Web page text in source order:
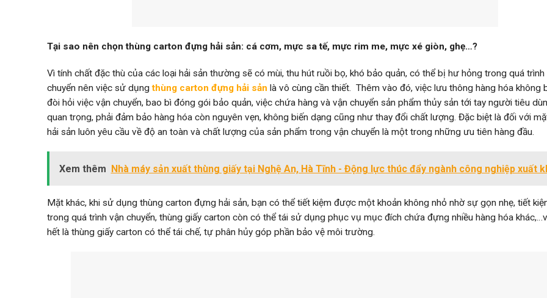
Tại sao nên chọn thùng carton đựng hải sản: cá cơm, mực sa tế, mực rim me, mực xé giòn, ghẹ…?
Vì tính chất đặc thù của các loại hải sản thường sẽ có mùi, thu hút ruồi bọ, khó bảo quản, có thể bị hư hỏng trong quá trình
chuyển nên việc sử dụngthùng carton đựng hải sản là vô cùng cần thiết. Thêm vào đó, việc lưu thông hàng hóa không
đòi hỏi việc vận chuyển, bao bì đóng gói bảo quản, việc chứa hàng và vận chuyển sản phẩm thủy sản tới tay người tiêu
quan trọng, phải đảm bảo hàng hóa còn nguyên vẹn, không biến dạng cũng như thay đổi chất lượng. Đặc biệt là đối với
hải sản luôn yêu cầu về độ an toàn và chất lượng của sản phẩm trong vận chuyển là một trong những ưu tiên hàng đầu.
Xem thêm Nhà máy sản xuất thùng giấy tại Nghệ An, Hà Tĩnh - Động lực thúc đẩy ngành công nghiệp xuất
Mặt khác, khi sử dụng thùng carton đựng hải sản, bạn có thể tiết kiệm được một khoản không nhỏ nhờ sự gọn nhẹ, tiết
trong quá trình vận chuyển, thùng giấy carton còn có thể tái sử dụng phục vụ mục đích chứa đựng nhiều hàng hóa
hết là thùng giấy carton có thể tái chế, tự phân hủy góp phần bảo vệ môi trường.